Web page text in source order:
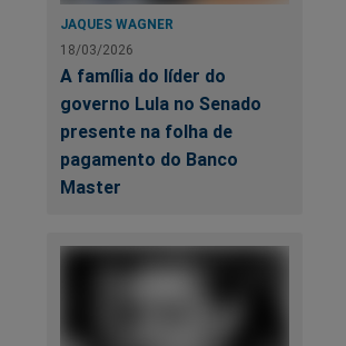
JAQUES WAGNER
18/03/2026
A família do líder do
governo Lula no Senado
presente na folha de
pagamento do Banco
Master